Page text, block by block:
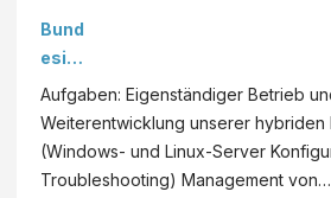
ema
dmini
strat
or:in
(m/w
/d)
Bund
esim
mobil
ienge
sells
chaft
Aufgaben: Eigenständiger Betrieb
Weiterentwicklung unserer hybriden
(Windows- und Linux-Server
Troubleshooting) Management von…